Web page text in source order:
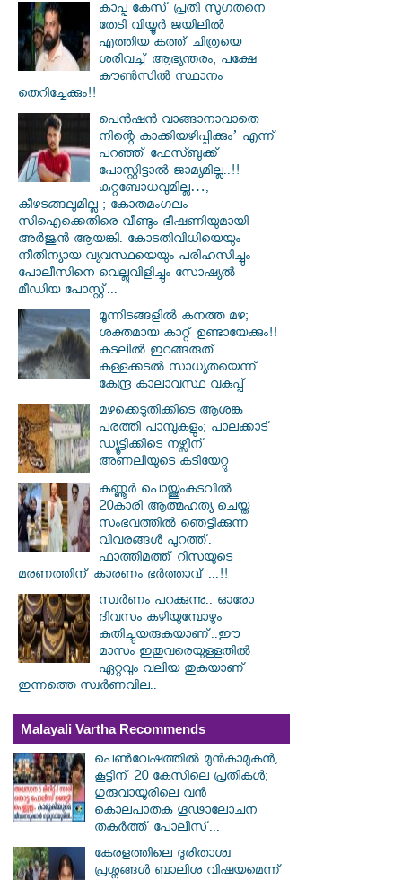
കാപ്പ കേസ് പ്രതി സു​ഗതനെ
തേടി വിയ്യൂർ ജയിലിൽ
എത്തിയ കത്ത് ചിത്രയെ
ശരിവച്ച് ആഭ്യന്തരം; പക്ഷേ
കൗൺസിൽ സ്ഥാനം
തെറിച്ചേക്കും!!
പെൻഷൻ വാങ്ങാനാവാതെ
നിന്റെ കാക്കിയഴിപ്പിക്കും’ എന്ന്
പറഞ്ഞ് ഫേസ്ബുക്ക്
പോസ്റ്റിട്ടാൽ ജാമ്യമില്ല..!!
കുറ്റബോധവുമില്ല…,
കീഴടങ്ങലുമില്ല ; കോതമംഗലം
സിഐക്കെതിരെ വീണ്ടും ഭീഷണിയുമായി
അര്‍ജുന്‍ ആയങ്കി. കോടതിവിധിയെയും
നീതിന്യായ വ്യവസ്ഥയെയും പരിഹസിച്ചും
പോലീസിനെ വെല്ലുവിളിച്ചും സോഷ്യൽ
മീഡിയ പോസ്റ്റ്...
മൂന്നിടങ്ങളിൽ കനത്ത മഴ;
ശക്തമായ കാറ്റ് ഉണ്ടായേക്കും!!
കടലിൽ ഇറങ്ങരുത്
കള്ളക്കടൽ സാധ്യതയെന്ന്
കേന്ദ്ര കാലാവസ്ഥ വകുപ്പ്
മഴക്കെടുതിക്കിടെ ആശങ്ക
പരത്തി പാമ്പുകളും; പാലക്കാട്
ഡ്യൂട്ടിക്കിടെ നഴ്സിന്
അണലിയുടെ കടിയേറ്റു
കണ്ണൂർ പൊയ്ത്തുംകടവിൽ
20കാരി ആത്മഹത്യ ചെയ്ത
സംഭവത്തിൽ ഞെട്ടിക്കുന്ന
വിവരങ്ങൾ പുറത്ത്.
ഫാത്തിമത്ത് റിസയുടെ
മരണത്തിന് കാരണം ഭർത്താവ് ...!!
സ്വര്‍ണം പറക്കുന്നു.. ഓരോ
ദിവസം കഴിയുമ്പോഴും
കുതിച്ചുയരുകയാണ്..ഈ
മാസം ഇതുവരെയുള്ളതിൽ
ഏറ്റവും വലിയ തുകയാണ്
ഇന്നത്തെ സ്വർണവില..
Malayali Vartha Recommends
പെൺവേഷത്തിൽ മുൻകാമുകൻ,
കൂട്ടിന് 20 കേസിലെ പ്രതികൾ;
ഗുരുവായൂരിലെ വൻ
കൊലപാതക ഗൂഢാലോചന
തകർത്ത് പോലീസ്...
കേരളത്തിലെ ദുരിതാശ്വ
പ്രശ്നങ്ങൾ ബാലിശ വിഷയമെന്ന്